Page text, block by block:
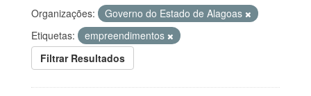
Organizações:
Governo do Estado de Alagoas
Etiquetas:
empreendimentos
Filtrar Resultados